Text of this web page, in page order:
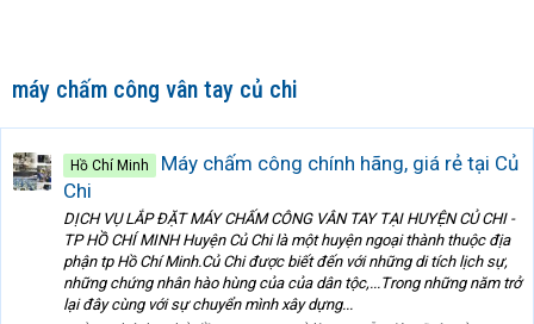
máy chấm công vân tay củ chi
Hồ Chí Minh
Máy chấm công chính hãng, giá rẻ tại Củ
Chi
DỊCH VỤ LẮP ĐẶT MÁY CHẤM CÔNG VÂN TAY TẠI HUYỆN CỦ CHI -
TP HỒ CHÍ MINH Huyện Củ Chi là một huyện ngoại thành thuộc địa
phận tp Hồ Chí Minh.Củ Chi được biết đến với những di tích lịch sự,
những chứng nhân hào hùng của của dân tộc,...Trong những năm trở
lại đây cùng với sự chuyển mình xây dựng...